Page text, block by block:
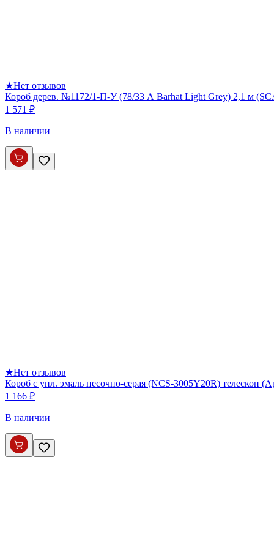
★Нет отзывов
Короб дерев. №1172/1-П-У (78/33 А Barhat Light Grey) 2,1 м
1 571 ₽
В наличии
★Нет отзывов
Короб с упл. эмаль песочно-серая (NCS-3005Y20R) телескоп
1 166 ₽
В наличии